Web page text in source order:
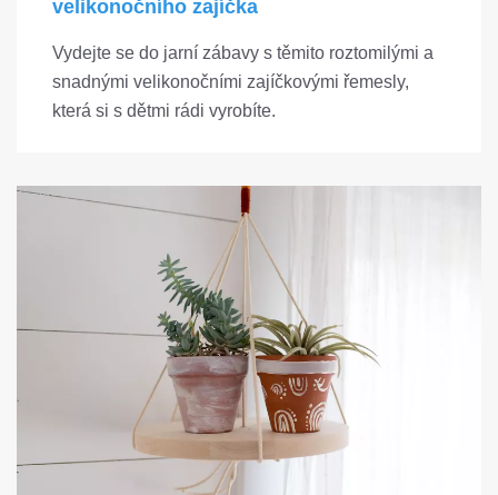
velikonočního zajíčka
Vydejte se do jarní zábavy s těmito roztomilými a
snadnými velikonočními zajíčkovými řemesly,
která si s dětmi rádi vyrobíte.